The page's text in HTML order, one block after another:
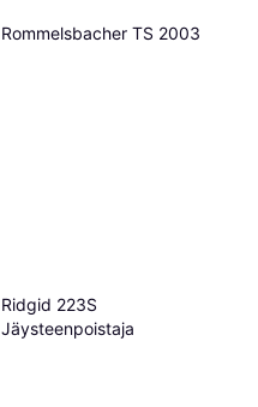
Rommelsbacher TS 2003
Ridgid 223S
Jäysteenpoistaja